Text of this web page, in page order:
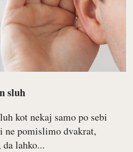
sluh
kot nekaj samo po sebi
ne pomislimo dvakrat,
lahko...